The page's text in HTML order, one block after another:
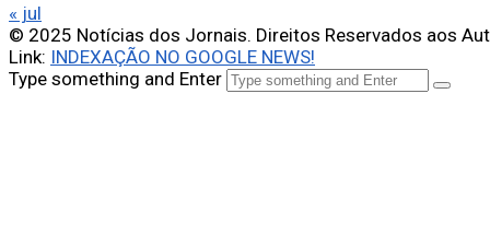
« jul
© 2025 Notícias dos Jornais. Direitos Reservados aos
Link: INDEXAÇÃO NO GOOGLE NEWS!
Type something and Enter